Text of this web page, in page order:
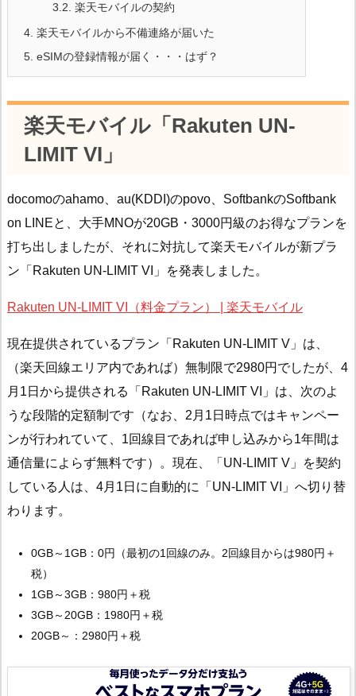
3.2. 楽天モバイルの契約
4. 楽天モバイルから不備連絡が届いた
5. eSIMの登録情報が届く・・・はず？
楽天モバイル「Rakuten UN-
LIMIT VI」
docomoのahamo、au(KDDI)のpovo、SoftbankのSoftbank
on LINEと、大手MNOが20GB・3000円級のお得なプランを
打ち出しましたが、それに対抗して楽天モバイルが新プラ
ン「Rakuten UN-LIMIT VI」を発表しました。
Rakuten UN-LIMIT VI（料金プラン） | 楽天モバイル
現在提供されているプラン「Rakuten UN-LIMIT V」は、
（楽天回線エリア内であれば）無制限で2980円でしたが、4
月1日から提供される「Rakuten UN-LIMIT VI」は、次のよ
うな段階的定額制です（なお、2月1日時点ではキャンペー
ンが行われていて、1回線目であれば申し込みから1年間は
通信量によらず無料です）。現在、「UN-LIMIT V」を契約
している人は、4月1日に自動的に「UN-LIMIT VI」へ切り替
わります。
0GB～1GB：0円（最初の1回線のみ。2回線目からは980円＋
税）
1GB～3GB：980円＋税
3GB～20GB：1980円＋税
20GB～：2980円＋税